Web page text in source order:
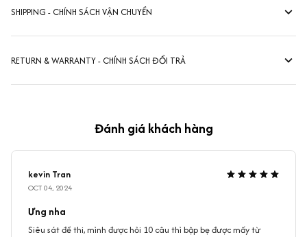
SHIPPING - CHÍNH SÁCH VẬN CHUYỂN
RETURN & WARRANTY - CHÍNH SÁCH ĐỔI TRẢ
Đánh giá khách hàng
kevin Tran
OCT 04, 2024
Ưng nha
Siêu sát đề thi, mình được hỏi 10 câu thì bập bẹ được mấy từ